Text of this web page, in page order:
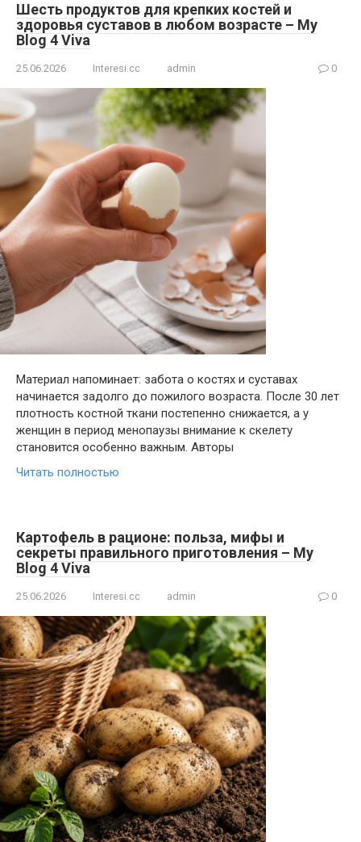
Шесть продуктов для крепких костей и
здоровья суставов в любом возрасте – My
Blog 4 Viva
25.06.2026 Interesi.cc admin 0
Материал напоминает: забота о костях и суставах
начинается задолго до пожилого возраста. После 30 лет
плотность костной ткани постепенно снижается, а у
женщин в период менопаузы внимание к скелету
становится особенно важным. Авторы
Читать полностью
Картофель в рационе: польза, мифы и
секреты правильного приготовления – My
Blog 4 Viva
25.06.2026 Interesi.cc admin 0